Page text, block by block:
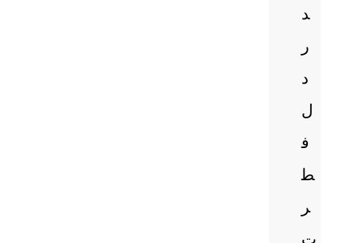
د
ر
د
ل
ف
ط
ر
ت